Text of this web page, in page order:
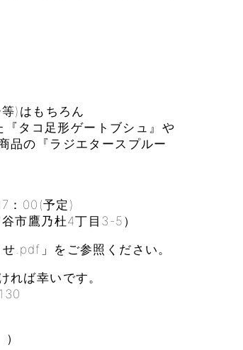
)はもちろん
タコ足形ゲートブシュ』や
品の『ラジエタースプルー
：00(予定)
市鷹乃杜4丁目3-5）
.pdf」をご参照ください。
れば幸いです。